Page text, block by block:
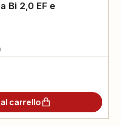
Bi 2,0 EF e
carrello